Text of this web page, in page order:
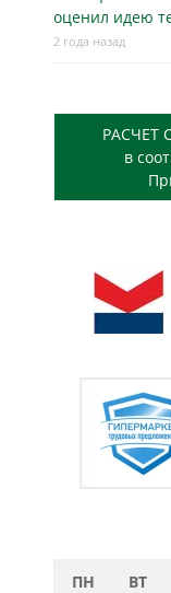
оценил идею
2 года назад
РАСЧЕТ
в
ПН ВТ